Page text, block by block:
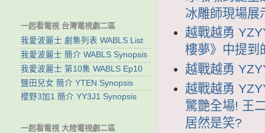
冰雕師現場展
越戰越勇
樓夢》中提到
越戰越勇
越戰越勇
驚艷全場! 王
居然是笑?
一起看電視 台灣電視劇二區
我愛波麗士 劇集列表 WABLS List
我愛波麗士 簡介 WABLS Synopsis
我愛波麗士 第10集 WABLS Ep10
鹽田兒女 簡介 YTEN Synopsis
櫻野3加1 簡介 YY3J1 Synopsis
一起看電視 大陸電視劇二區